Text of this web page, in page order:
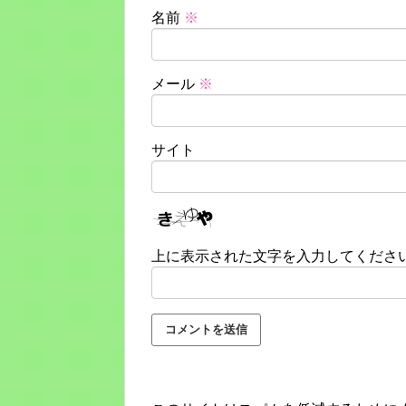
名前 ※
メール ※
サイト
上に表示された文字を入力してくださ